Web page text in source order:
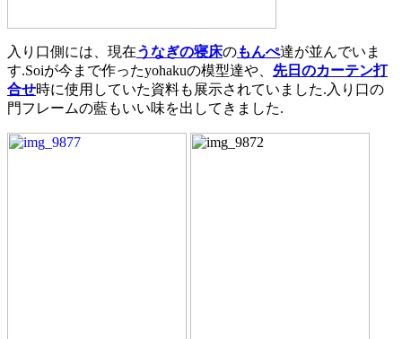
入り口側には、現在うなぎの寝床のもんぺ達が並んでいま
す.Soiが今まで作ったyohakuの模型達や、 先日のカーテン打
合せ時に使用していた資料も展示されていました.入り口の
門フレームの藍もいい味を出してきました.